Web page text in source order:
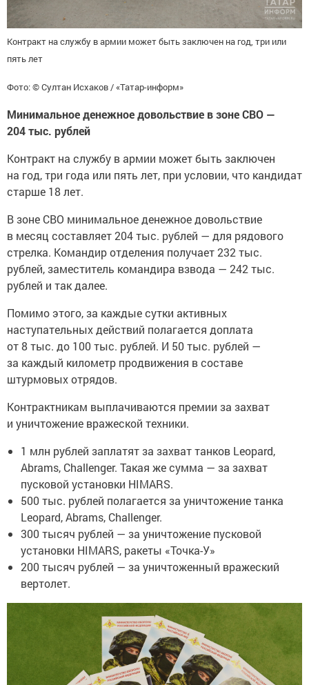
Контракт на службу в армии может быть заключен на год, три или
пять лет
Фото: © Султан Исхаков / «Татар-информ»
Минимальное денежное довольствие в зоне СВО —
204 тыс. рублей
Контракт на службу в армии может быть заключен
на год, три года или пять лет, при условии, что кандидат
старше 18 лет.
В зоне СВО минимальное денежное довольствие
в месяц составляет 204 тыс. рублей — для рядового
стрелка. Командир отделения получает 232 тыс.
рублей, заместитель командира взвода — 242 тыс.
рублей и так далее.
Помимо этого, за каждые сутки активных
наступательных действий полагается доплата
от 8 тыс. до 100 тыс. рублей. И 50 тыс. рублей —
за каждый километр продвижения в составе
штурмовых отрядов.
Контрактникам выплачиваются премии за захват
и уничтожение вражеской техники.
1 млн рублей заплатят за захват танков Leopard,
Abrams, Challenger. Такая же сумма — за захват
пусковой установки HIMARS.
500 тыс. рублей полагается за уничтожение танка
Leopard, Abrams, Challenger.
300 тысяч рублей — за уничтожение пусковой
установки HIMARS, ракеты «Точка-У»
200 тысяч рублей — за уничтоженный вражеский
вертолет.